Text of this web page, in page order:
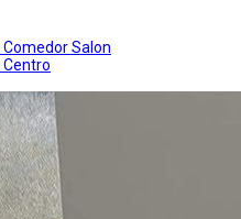
Comedor Salon
Centro